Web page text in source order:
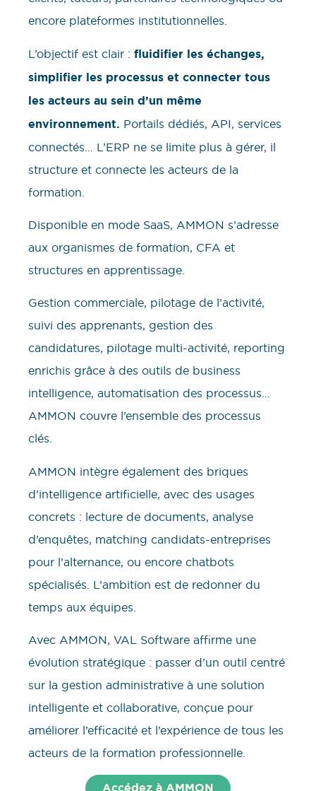
encore plateformes institutionnelles.
L’objectif est clair : fluidifier les échanges,
simplifier les processus et connecter tous
les acteurs au sein d’un même
environnement. Portails dédiés, API, services
connectés… L’ERP ne se limite plus à gérer, il
structure et connecte les acteurs de la
formation.
Disponible en mode SaaS, AMMON s’adresse
aux organismes de formation, CFA et
structures en apprentissage.
Gestion commerciale, pilotage de l’activité,
suivi des apprenants, gestion des
candidatures, pilotage multi-activité, reporting
enrichis grâce à des outils de business
intelligence, automatisation des processus…
AMMON couvre l’ensemble des processus
clés.
AMMON intègre également des briques
d’intelligence artificielle, avec des usages
concrets : lecture de documents, analyse
d’enquêtes, matching candidats-entreprises
pour l’alternance, ou encore chatbots
spécialisés. L’ambition est de redonner du
temps aux équipes.
Avec AMMON, VAL Software affirme une
évolution stratégique : passer d’un outil centré
sur la gestion administrative à une solution
intelligente et collaborative, conçue pour
améliorer l’efficacité et l’expérience de tous les
acteurs de la formation professionnelle.
Accédez à AMMON